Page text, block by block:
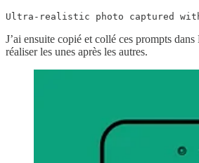
Ultra-realistic photo captured
J’ai ensuite copié et collé ces prompts
réaliser les unes après les autres.